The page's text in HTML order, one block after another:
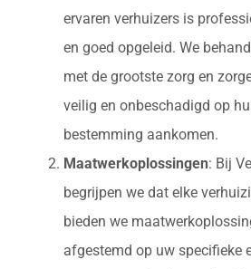
ervaren verhuizers is
en goed opgeleid. We
met de grootste zorg en
veilig en onbeschadigd op
bestemming aankomen.
Maatwerkoplossingen: Bij
begrijpen we dat elke
bieden we
afgestemd op uw specifieke